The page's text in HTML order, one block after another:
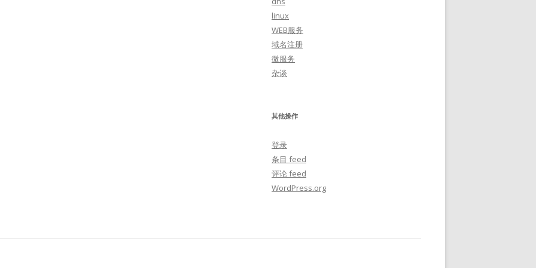
linux
WEB服务
域名注册
微服务
杂谈
其他操作
登录
条目 feed
评论 feed
WordPress.org